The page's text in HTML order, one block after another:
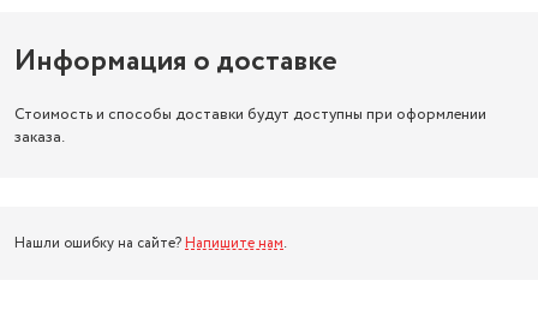
Информация о доставке
Стоимость и способы доставки будут доступны при оформлении
заказа.
Нашли ошибку на сайте? Напишите нам.